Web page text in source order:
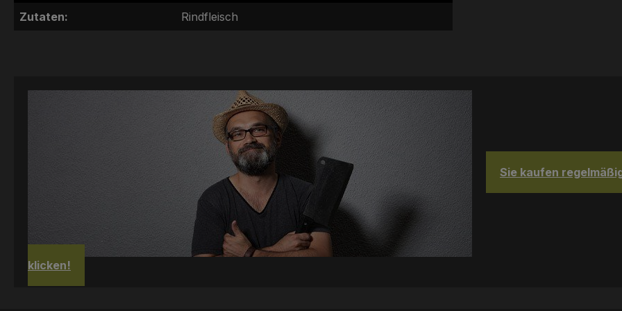
Zutaten: Rindfleisch
Sie kaufen
klicken!